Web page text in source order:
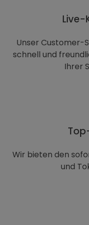
Live-
Unser Customer-
schnell und
Ihrer
Wir bieten den
und